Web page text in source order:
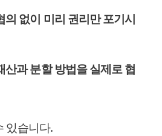
의 없이 미리 권리만 포기시
산과 분할 방법을 실제로 협
있습니다.